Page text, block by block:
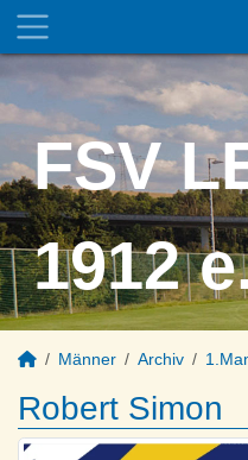
FSV
1912
Männer Archiv
Robert Simon